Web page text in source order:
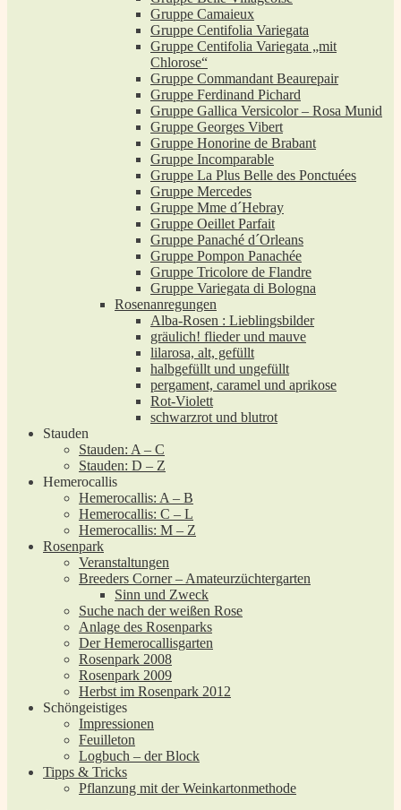
Gruppe Camaieux
Gruppe Centifolia Variegata
Gruppe Centifolia Variegata „mit
Chlorose“
Gruppe Commandant Beaurepair
Gruppe Ferdinand Pichard
Gruppe Gallica Versicolor – Rosa Munid
Gruppe Georges Vibert
Gruppe Honorine de Brabant
Gruppe Incomparable
Gruppe La Plus Belle des Ponctuées
Gruppe Mercedes
Gruppe Mme d´Hebray
Gruppe Oeillet Parfait
Gruppe Panaché d´Orleans
Gruppe Pompon Panachée
Gruppe Tricolore de Flandre
Gruppe Variegata di Bologna
Rosenanregungen
Alba-Rosen : Lieblingsbilder
gräulich! flieder und mauve
lilarosa, alt, gefüllt
halbgefüllt und ungefüllt
pergament, caramel und aprikose
Rot-Violett
schwarzrot und blutrot
Stauden
Stauden: A – C
Stauden: D – Z
Hemerocallis
Hemerocallis: A – B
Hemerocallis: C – L
Hemerocallis: M – Z
Rosenpark
Veranstaltungen
Breeders Corner – Amateurzüchtergarten
Sinn und Zweck
Suche nach der weißen Rose
Anlage des Rosenparks
Der Hemerocallisgarten
Rosenpark 2008
Rosenpark 2009
Herbst im Rosenpark 2012
Schöngeistiges
Impressionen
Feuilleton
Logbuch – der Block
Tipps & Tricks
Pflanzung mit der Weinkartonmethode